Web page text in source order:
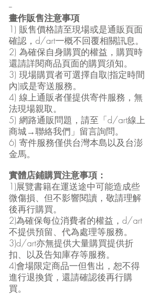
--
畫作販售注意事項
1) 販售價格請至現場或是通販頁面
確認，d/art一概不回覆相關訊息。
2) 為確保自身購買的權益，購買時
還請詳閱商品頁面的購買須知。
3) 現場購買者可選擇自取(指定時間
內)或是寄送服務。
4) 線上通販者僅提供寄件服務，無
法現場親取。
5) 網路通販問題，請至「d/art線上
商城→聯絡我們」留言詢問。
6) 寄件服務僅供台灣本島以及台澎
金馬。
實體店鋪購買注意事項：
1)展覽書籍在運送途中可能造成些
微傷損、但不影響閱讀，敬請理解
後再行購買。
2)為確保每位消費者的權益，d/art
不提供預留、代為處理等服務。
3)d/art亦無提供大量購買提供折
扣、以及告知庫存等服務。
4)會場限定商品一但售出，恕不得
進行退換貨，還請確認後再行購
買。